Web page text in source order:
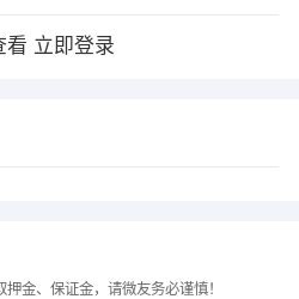
看 立即登录
金、保证金，请微友务必谨慎！